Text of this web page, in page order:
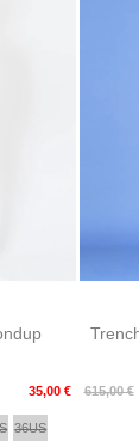
35,00 €
36US
615,00 €
Prix
Prix